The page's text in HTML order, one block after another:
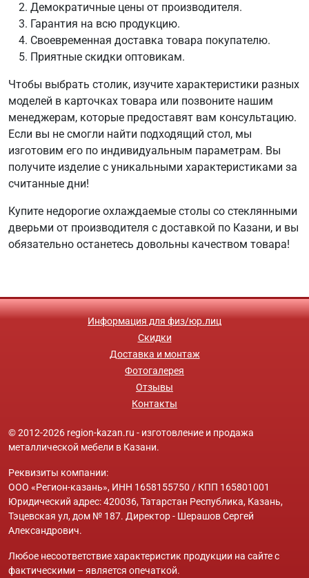
Демократичные цены от производителя.
Гарантия на всю продукцию.
Своевременная доставка товара покупателю.
Приятные скидки оптовикам.
Чтобы выбрать столик, изучите характеристики разных
моделей в карточках товара или позвоните нашим
менеджерам, которые предоставят вам консультацию.
Если вы не смогли найти подходящий стол, мы
изготовим его по индивидуальным параметрам. Вы
получите изделие с уникальными характеристиками за
считанные дни!
Купите недорогие охлаждаемые столы со стеклянными
дверьми от производителя с доставкой по Казани, и вы
обязательно останетесь довольны качеством товара!
Информация для физ/юр.лиц
Скидки
Доставка и монтаж
Фотогалерея
Отзывы
Контакты
© 2012-2026 region-kazan.ru - изготовление и продажа
металлической мебели в Казани.
Реквизиты компании:
ООО «Регион-казань», ИНН 1658155750 / КПП 165801001
Юридический адрес: 420036, Татарстан Республика, Казань,
Тэцевская ул, дом № 187. Директор - Шерашов Сергей
Александрович.
Любое несоответствие характеристик продукции на сайте с
фактическими – является опечаткой.